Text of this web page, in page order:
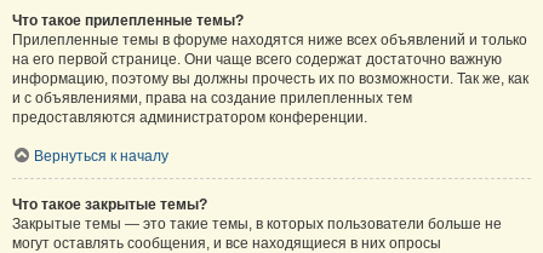
Что такое прилепленные темы?
Прилепленные темы в форуме находятся ниже всех объявлений и только
на его первой странице. Они чаще всего содержат достаточно важную
информацию, поэтому вы должны прочесть их по возможности. Так же, как
и с объявлениями, права на создание прилепленных тем
предоставляются администратором конференции.
Вернуться к началу
Что такое закрытые темы?
Закрытые темы — это такие темы, в которых пользователи больше не
могут оставлять сообщения, и все находящиеся в них опросы